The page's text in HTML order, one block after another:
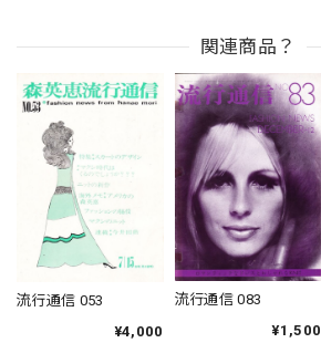
関連商品？
流行通信 053
¥4,000
流行通信 083
¥1,500